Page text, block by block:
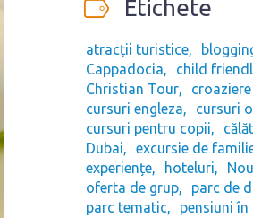
Etichete
atracții turistice
Cappadocia
child
Christian Tour
cursuri engleza
cursuri
cursuri pentru copii
Dubai
excursie de
experiențe
hoteluri
oferta de grup
parc de
parc tematic
pensiuni în